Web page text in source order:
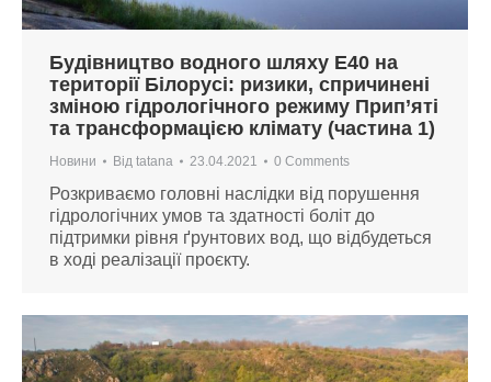
Будівництво водного шляху Е40 на
території Білорусі: ризики, спричинені
зміною гідрологічного режиму Прип’яті
та трансформацією клімату (частина 1)
Новини Від tatana 23.04.2021 0 Comments
Розкриваємо головні наслідки від порушення
гідрологічних умов та здатності боліт до
підтримки рівня ґрунтових вод, що відбудеться
в ході реалізації проєкту.